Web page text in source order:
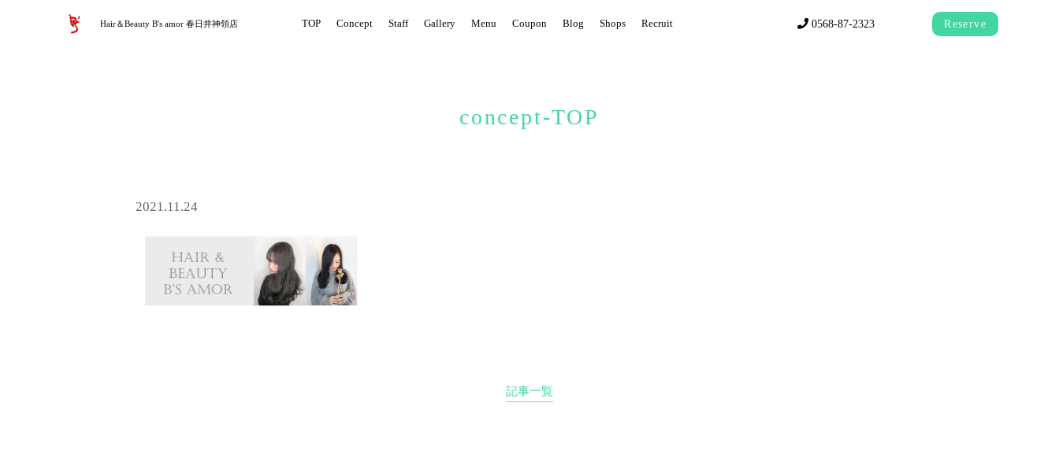
Hair＆Beauty B's amor 春日井神領店 TOP Concept Staff Gallery Menu Coupon Blog Shops Recruit 0568-87-2323 Reserve
concept-TOP
2021.11.24
記事一覧